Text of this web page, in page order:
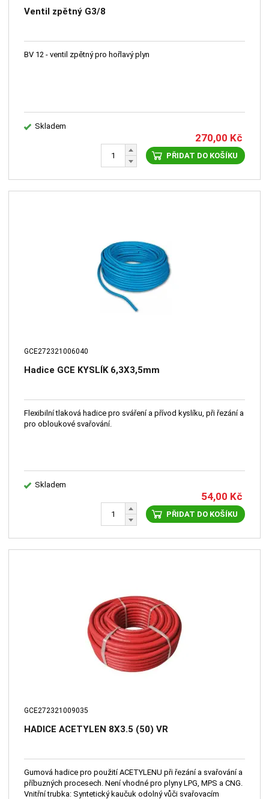
Ventil zpětný G3/8
BV 12 - ventil zpětný pro hořlavý plyn
Skladem
270,00 Kč
PŘIDAT DO KOŠÍKU
GCE272321006040
Hadice GCE KYSLÍK 6,3X3,5mm
Flexibilní tlaková hadice pro sváření a přívod kyslíku, při řezání a
pro obloukové svařování.
Skladem
54,00 Kč
PŘIDAT DO KOŠÍKU
GCE272321009035
HADICE ACETYLEN 8X3.5 (50) VR
Gumová hadice pro použití ACETYLENU při řezání a svařování a
příbuzných procesech. Není vhodné pro plyny LPG, MPS a CNG.
Vnitřní trubka: Syntetický kaučuk odolný vůči svařovacím